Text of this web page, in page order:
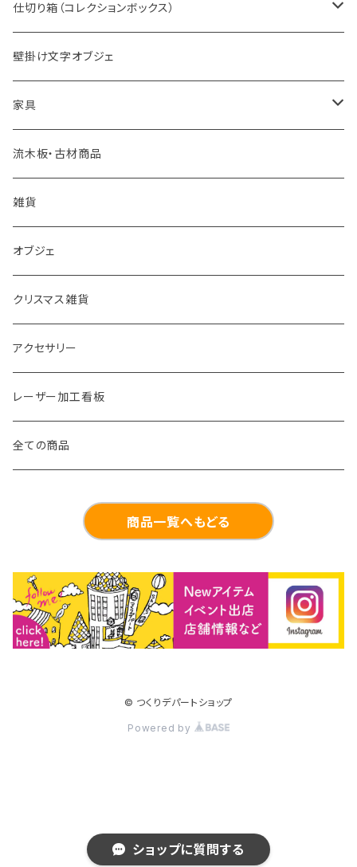
ショップに質問する
仕切り箱（コレクションボックス）
仕切り箱（コレクションボックス）
仕切り箱【棚セット】
壁掛け文字オブジェ
家具
机・イス
棚
その他
流木板・古材商品
雑貨
オブジェ
クリスマス雑貨
アクセサリー
レーザー加工看板
全ての商品
商品一覧へもどる
© つくりデパートショップ
Powered by